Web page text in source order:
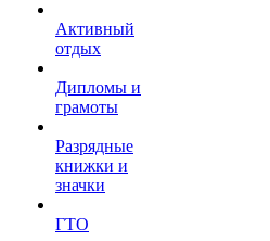
Активный
отдых
Дипломы и
грамоты
Разрядные
книжки и
значки
ГТО